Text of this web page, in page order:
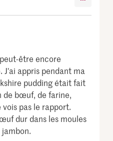
être encore
J'ai appris pendant ma
pudding était fait
de bœuf, de farine,
vois pas le rapport.
dur dans les moules